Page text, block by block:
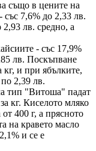
също в цените на
със 7,6% до 2,33 лв.
лв. средно, а
- със 17,9%
лв. Поскъпване
и при ябълките,
2,39 лв.
тип "Витоша" падат
кг. Киселото мляко
400 г, а прясното
на кравето масло
и се е